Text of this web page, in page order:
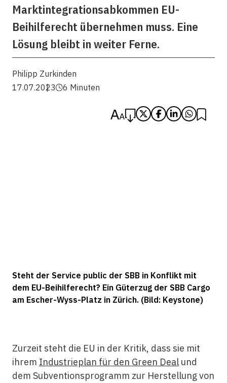
Marktintegrationsabkommen EU-
Beihilferecht übernehmen muss. Eine
Lösung bleibt in weiter Ferne.
Philipp Zurkinden
17.07.2023
6 Minuten
Steht der Service public der SBB in Konflikt mit
dem EU-Beihilferecht? Ein Güterzug der SBB Cargo
am Escher-Wyss-Platz in Zürich. (Bild: Keystone)
Zurzeit steht die EU in der Kritik, dass sie mit
ihrem Industrieplan für den Green Dealund
dem Subventionsprogramm zur Herstellung von